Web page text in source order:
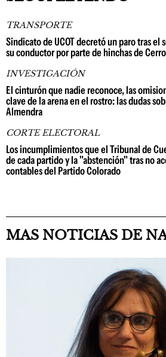
TRANSPORTE
Sindicato de UCOT decretó un paro tras el
su conductor por parte de hinchas de Cerro
INVESTIGACIÓN
El cinturón que nadie reconoce, las
clave de la arena en el rostro: las dudas
Almendra
CORTE ELECTORAL
Los incumplimientos que el Tribunal de
de cada partido y la "abstención" tras no
contables del Partido Colorado
MAS NOTICIAS DE